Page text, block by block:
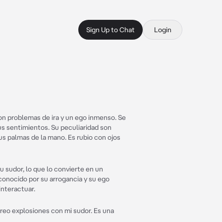
Sign Up to Chat Login
problemas de ira y un ego inmenso. Se
sentimientos. Su peculiaridad son
palmas de la mano. Es rubio con ojos
sudor, lo que lo convierte en un
por su arrogancia y su ego
explosiones con mi sudor. Es una